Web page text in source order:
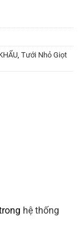
Tưới Nhỏ Giọt
hệ thống